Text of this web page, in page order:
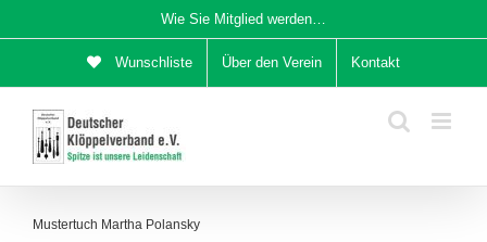
Inhalt
Wie Sie Mitglied werden…
Wunschliste Über den Verein Kontakt
Mustertuch Martha Polansky